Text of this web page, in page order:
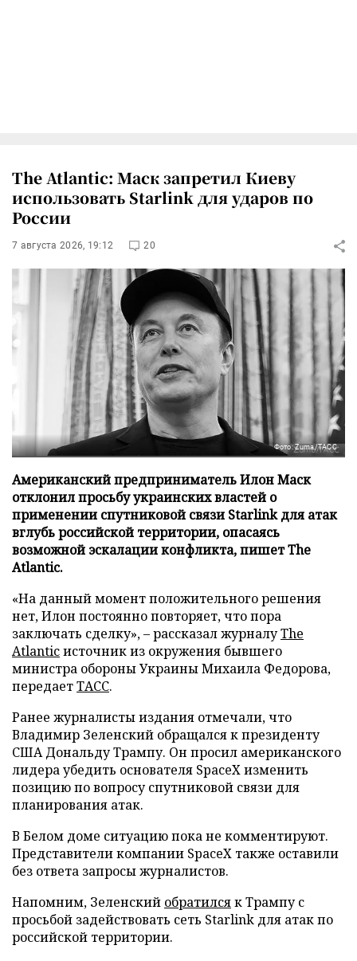
The Atlantic: Маск запретил Киеву
использовать Starlink для ударов по
России
7 августа 2026, 19:12 20
Фото: Zuma/ТАСС
Американский предприниматель Илон Маск
отклонил просьбу украинских властей о
применении спутниковой связи Starlink для атак
вглубь российской территории, опасаясь
возможной эскалации конфликта, пишет The
Atlantic.
«На данный момент положительного решения
нет, Илон постоянно повторяет, что пора
заключать сделку», – рассказал журналуThe
Atlanticисточник из окружения бывшего
министра обороны Украины Михаила Федорова,
передаетТАСС.
Ранее журналисты издания отмечали, что
Владимир Зеленский обращался к президенту
США Дональду Трампу. Он просил американского
лидера убедить основателя SpaceX изменить
позицию по вопросу спутниковой связи для
планирования атак.
В Белом доме ситуацию пока не комментируют.
Представители компании SpaceX также оставили
без ответа запросы журналистов.
Напомним, Зеленский обратилсяк Трампу с
просьбой задействовать сеть Starlink для атак по
российской территории.